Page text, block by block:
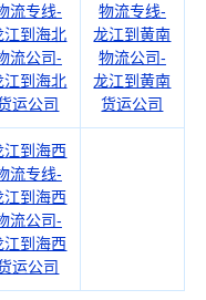
流专线-
江到海北
流公司-
江到海北
运公司
物流专线-
龙江到黄南
物流公司-
龙江到黄南
货运公司
江到海西
流专线-
江到海西
流公司-
江到海西
运公司